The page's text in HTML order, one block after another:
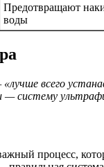
Предотвращают
воды
всего
систему
процесс,